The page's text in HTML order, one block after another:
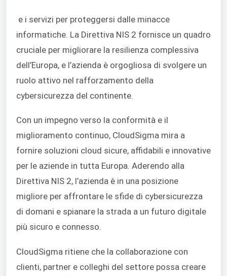
e i servizi per proteggersi dalle minacce
informatiche. La Direttiva NIS 2 fornisce un quadro
cruciale per migliorare la resilienza complessiva
dell’Europa, e l’azienda è orgogliosa di svolgere un
ruolo attivo nel rafforzamento della
cybersicurezza del continente.
Con un impegno verso la conformità e il
miglioramento continuo, CloudSigma mira a
fornire soluzioni cloud sicure, affidabili e innovative
per le aziende in tutta Europa. Aderendo alla
Direttiva NIS 2, l’azienda è in una posizione
migliore per affrontare le sfide di cybersicurezza
di domani e spianare la strada a un futuro digitale
più sicuro e connesso.
CloudSigma ritiene che la collaborazione con
clienti, partner e colleghi del settore possa creare